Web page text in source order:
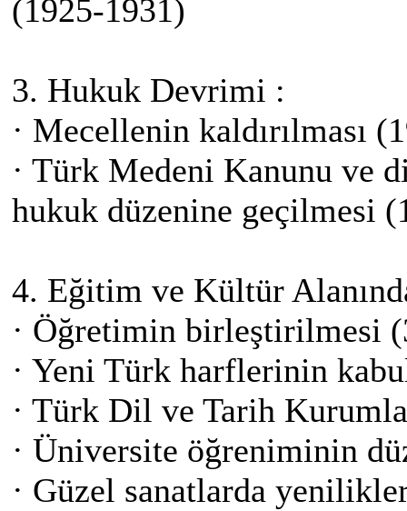
(1925-1931)
3. Hukuk Devrimi :
· Mecellenin kaldırılması
· Türk Medeni Kanunu ve
hukuk düzenine geçilmesi
4. Eğitim ve Kültür
· Öğretimin birleştirilmesi
· Yeni Türk harflerinin
· Türk Dil ve Tarih
· Üniversite öğreniminin
· Güzel sanatlarda